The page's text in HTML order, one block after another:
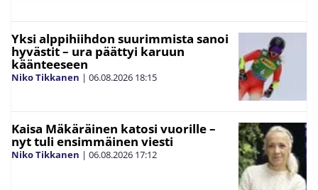
Yksi alppihiihdon suurimmista sanoi
hyvästit – ura päättyi karuun
käänteeseen
Niko Tikkanen | 06.08.2026 18:15
Kaisa Mäkäräinen katosi vuorille –
nyt tuli ensimmäinen viesti
Niko Tikkanen | 06.08.2026 17:12